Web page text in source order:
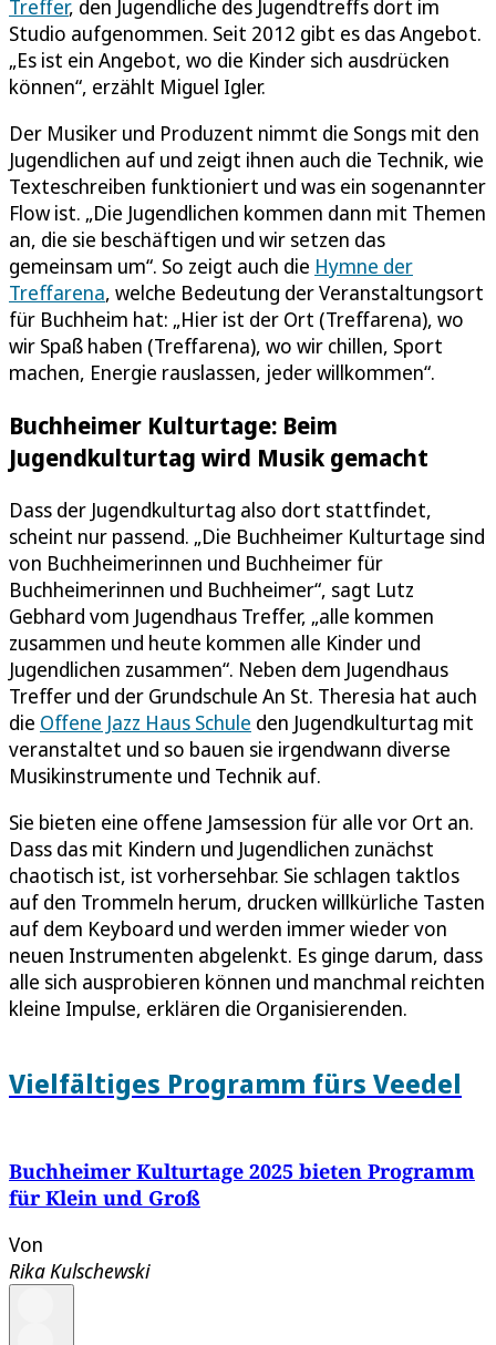
Treffer, den Jugendliche des Jugendtreffs dort im
Studio aufgenommen. Seit 2012 gibt es das Angebot.
„Es ist ein Angebot, wo die Kinder sich ausdrücken
können“, erzählt Miguel Igler.
Der Musiker und Produzent nimmt die Songs mit den
Jugendlichen auf und zeigt ihnen auch die Technik, wie
Texteschreiben funktioniert und was ein sogenannter
Flow ist. „Die Jugendlichen kommen dann mit Themen
an, die sie beschäftigen und wir setzen das
gemeinsam um“. So zeigt auch die Hymne der
Treffarena, welche Bedeutung der Veranstaltungsort
für Buchheim hat: „Hier ist der Ort (Treffarena), wo
wir Spaß haben (Treffarena), wo wir chillen, Sport
machen, Energie rauslassen, jeder willkommen“.
Buchheimer Kulturtage: Beim
Jugendkulturtag wird Musik gemacht
Dass der Jugendkulturtag also dort stattfindet,
scheint nur passend. „Die Buchheimer Kulturtage sind
von Buchheimerinnen und Buchheimer für
Buchheimerinnen und Buchheimer“, sagt Lutz
Gebhard vom Jugendhaus Treffer, „alle kommen
zusammen und heute kommen alle Kinder und
Jugendlichen zusammen“. Neben dem Jugendhaus
Treffer und der Grundschule An St. Theresia hat auch
die Offene Jazz Haus Schule den Jugendkulturtag mit
veranstaltet und so bauen sie irgendwann diverse
Musikinstrumente und Technik auf.
Sie bieten eine offene Jamsession für alle vor Ort an.
Dass das mit Kindern und Jugendlichen zunächst
chaotisch ist, ist vorhersehbar. Sie schlagen taktlos
auf den Trommeln herum, drucken willkürliche Tasten
auf dem Keyboard und werden immer wieder von
neuen Instrumenten abgelenkt. Es ginge darum, dass
alle sich ausprobieren können und manchmal reichten
kleine Impulse, erklären die Organisierenden.
Vielfältiges Programm fürs Veedel
Buchheimer Kulturtage 2025 bieten Programm
für Klein und Groß
Von
Rika Kulschewski